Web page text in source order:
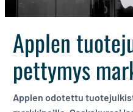
Applen
pettymys
Applen odotettu